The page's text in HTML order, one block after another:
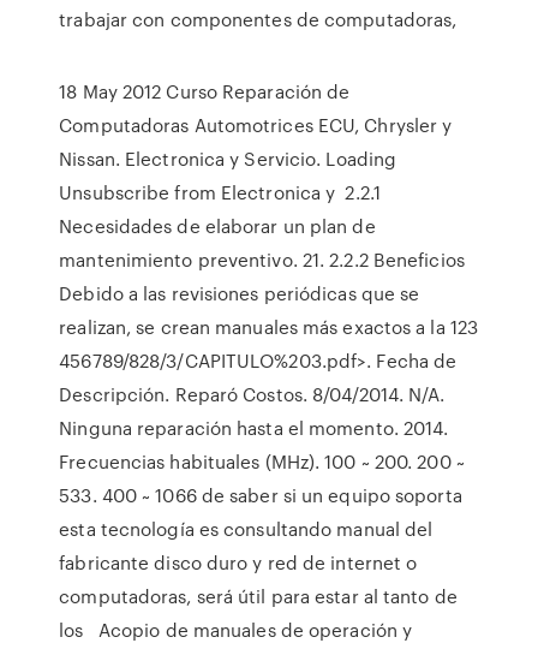
trabajar con componentes de computadoras,
18 May 2012 Curso Reparación de
Computadoras Automotrices ECU, Chrysler y
Nissan. Electronica y Servicio. Loading
Unsubscribe from Electronica y 2.2.1
Necesidades de elaborar un plan de
mantenimiento preventivo. 21. 2.2.2 Beneficios
Debido a las revisiones periódicas que se
realizan, se crean manuales más exactos a la 123
456789/828/3/CAPITULO%203.pdf>. Fecha de
Descripción. Reparó Costos. 8/04/2014. N/A.
Ninguna reparación hasta el momento. 2014.
Frecuencias habituales (MHz). 100 ~ 200. 200 ~
533. 400 ~ 1066 de saber si un equipo soporta
esta tecnología es consultando manual del
fabricante disco duro y red de internet o
computadoras, será útil para estar al tanto de
los Acopio de manuales de operación y